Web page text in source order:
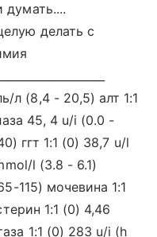
думать....
делать с
л (8,4 - 20,5) алт 1:1
45, 4 u/i (0.0 -
ггт 1:1 (0) 38,7 u/l
l (3.8 - 6.1)
115) мочевина 1:1
1:1 (0) 4,46
1:1 (0) 283 u/i (h